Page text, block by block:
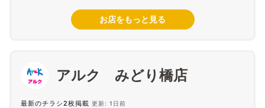
お店をもっと見る
アルク みどり橋店
最新のチラシ2枚掲載 更新: 1日前